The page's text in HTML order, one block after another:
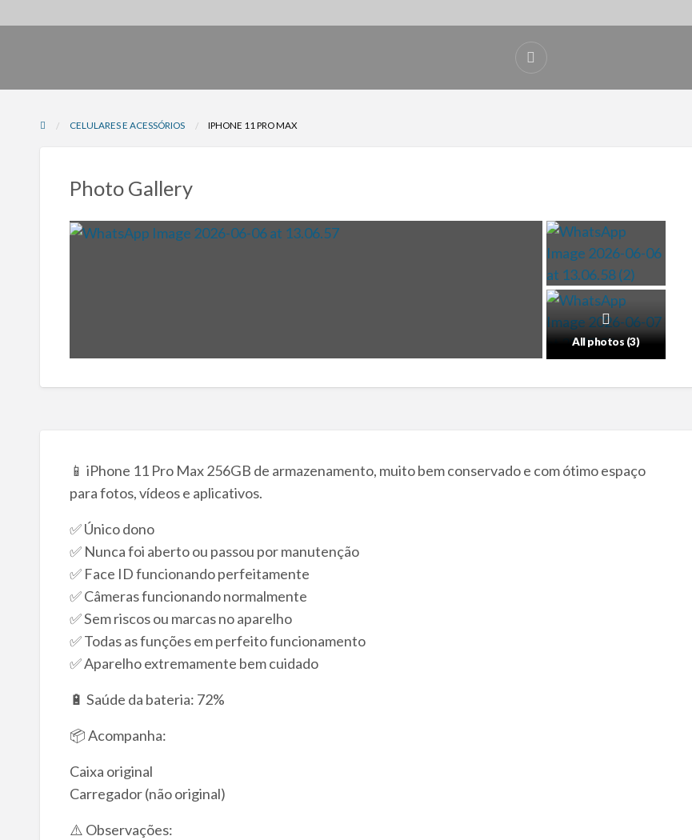
CELULARES E ACESSÓRIOS IPHONE 11 PRO MAX
Photo Gallery
All photos (3)
📱 iPhone 11 Pro Max 256GB de armazenamento, muito bem conservado e com ótimo espaço
para fotos, vídeos e aplicativos.
✅ Único dono
✅ Nunca foi aberto ou passou por manutenção
✅ Face ID funcionando perfeitamente
✅ Câmeras funcionando normalmente
✅ Sem riscos ou marcas no aparelho
✅ Todas as funções em perfeito funcionamento
✅ Aparelho extremamente bem cuidado
🔋 Saúde da bateria: 72%
📦 Acompanha:
Caixa original
Carregador (não original)
⚠️ Observações: